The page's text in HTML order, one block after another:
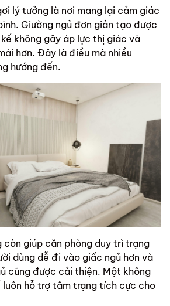
lý tưởng là nơi mang lại cảm giác
Giường ngủ đơn giản tạo được
không gây áp lực thị giác và
hơn. Đây là điều mà nhiều
hướng đến.
còn giúp căn phòng duy trì trạng
dùng dễ đi vào giấc ngủ hơn và
cũng được cải thiện. Một không
luôn hỗ trợ tâm trạng tích cực cho